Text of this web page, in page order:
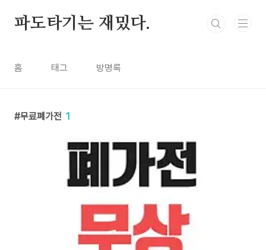
파도타기는 재밌다.
홈 태그 방명록
무료폐가전 1